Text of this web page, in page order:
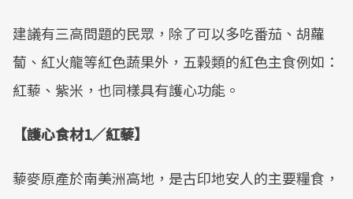
建議有三高問題的民眾，除了可以多吃番茄、胡蘿
蔔、紅火龍等紅色蔬果外，五榖類的紅色主食例如：
紅藜、紫米，也同樣具有護心功能。
【護心食材1／紅藜】
藜麥原產於南美洲高地，是古印地安人的主要糧食，